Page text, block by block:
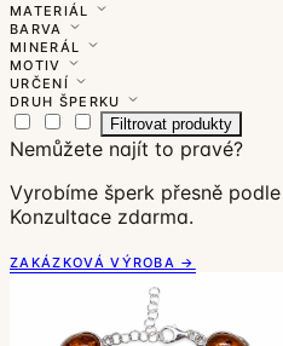
MATERIÁL
BARVA
MINERÁL
MOTIV
URČENÍ
DRUH ŠPERKU
Filtrovat produkty
Nemůžete najít to pravé?
Vyrobíme šperk přesně
Konzultace zdarma.
ZAKÁZKOVÁ VÝROBA →